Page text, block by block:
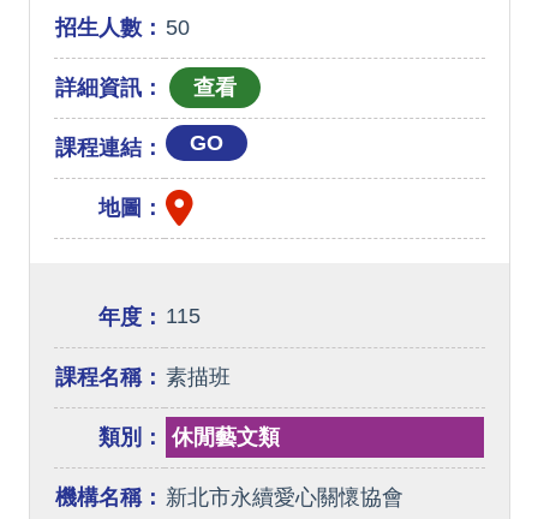
招生人數： 50
詳細資訊：
課程連結： GO
地圖：
年度： 115
課程名稱： 素描班
類別： 休閒藝文類
機構名稱： 新北市永續愛心關懷協會